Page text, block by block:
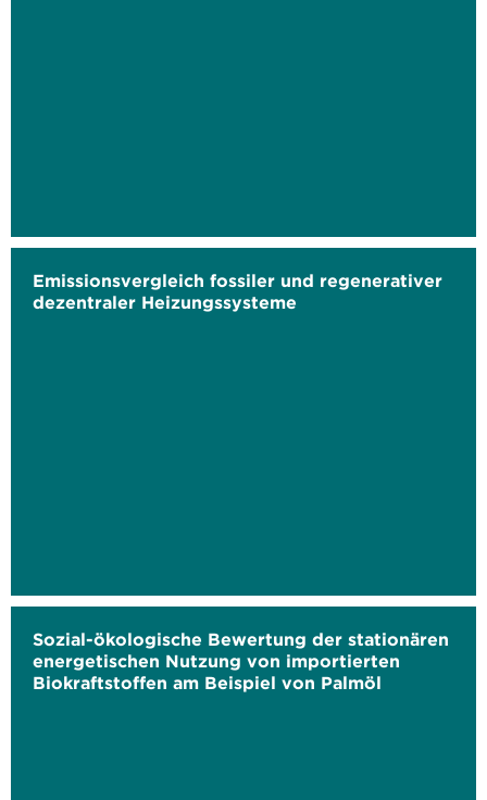
Emissionsvergleich fossiler und regenerativer
dezentraler Heizungssysteme
Sozial-ökologische Bewertung der stationären
energetischen Nutzung von importierten
Biokraftstoffen am Beispiel von Palmöl